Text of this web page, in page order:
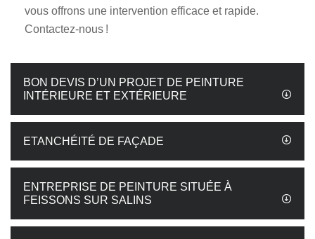
vous offrons une intervention efficace et rapide.
Contactez-nous !
BON DEVIS D’UN PROJET DE PEINTURE
INTÉRIEURE ET EXTÉRIEURE
ETANCHÉITÉ DE FAÇADE
ENTREPRISE DE PEINTURE SITUÉE À
FEISSONS SUR SALINS